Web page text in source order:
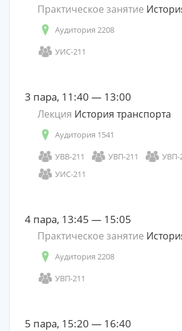
Практическое занятие
Аудитория 2208
УИС-211
3 пара, 11:40 — 13:00
Лекция История транспорта
Аудитория 1541
УВВ-211
УВП-211
УВП-
УИС-211
4 пара, 13:45 — 15:05
Практическое занятие
Аудитория 2208
УВП-211
5 пара, 15:20 — 16:40